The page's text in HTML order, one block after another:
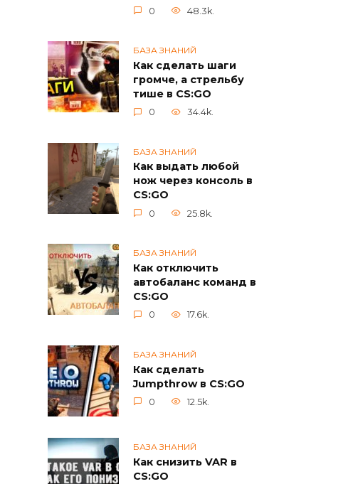
0 48.3k.
БАЗА ЗНАНИЙ
Как сделать шаги
громче, а стрельбу
тише в CS:GO
0 34.4k.
БАЗА ЗНАНИЙ
Как выдать любой
нож через консоль в
CS:GO
0 25.8k.
БАЗА ЗНАНИЙ
Как отключить
автобаланс команд в
CS:GO
0 17.6k.
БАЗА ЗНАНИЙ
Как сделать
Jumpthrow в CS:GO
0 12.5k.
БАЗА ЗНАНИЙ
Как снизить VAR в
CS:GO